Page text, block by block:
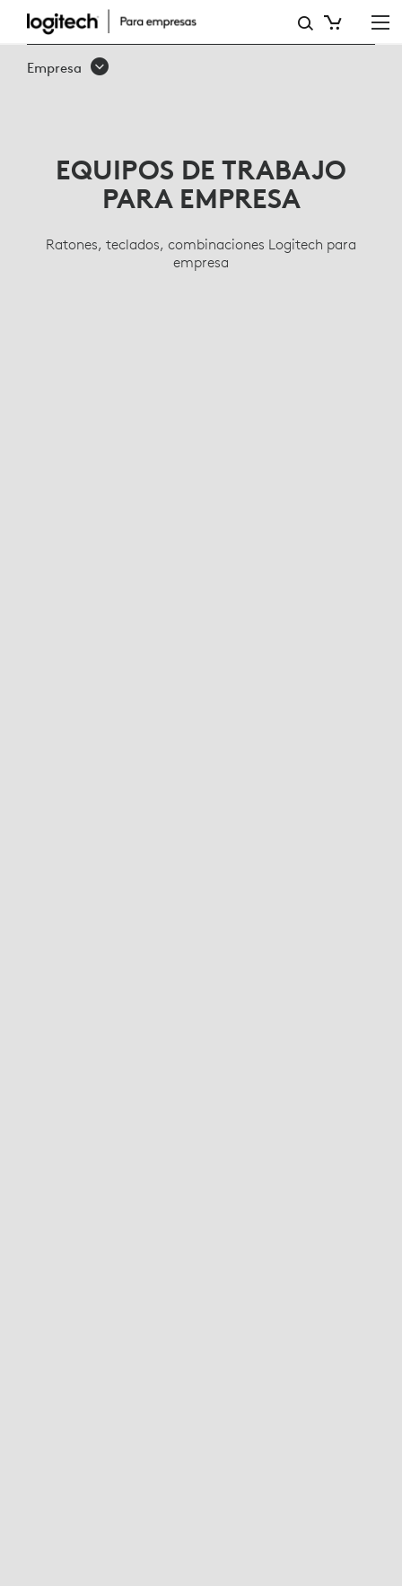
TECLADOS,
RATONES
ERGONÓMICA
PARA
Empresa
EQUIPOS DE TRABAJO
PARA EMPRESA
Ratones, teclados, combinaciones Logitech para
empresa